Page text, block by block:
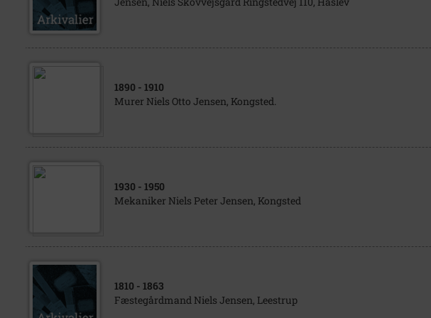
1890 - 1910
Murer Niels Otto Jensen, Kongsted.
1930 - 1950
Mekaniker Niels Peter Jensen, Kongsted
1810 - 1863
Fæstegårdmand Niels Jensen, Leestrup